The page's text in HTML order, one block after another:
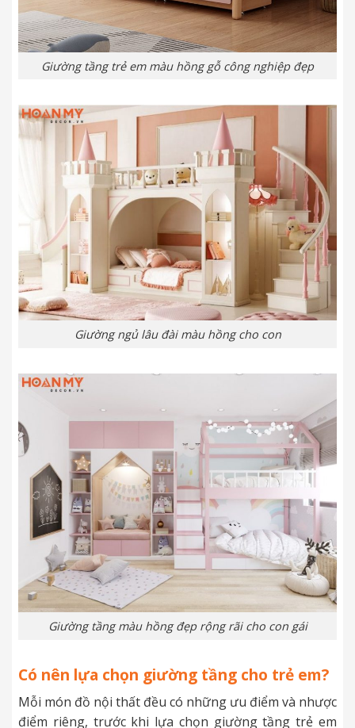
Giường tầng trẻ em màu hồng gỗ công nghiệp đẹp
Giường ngủ lâu đài màu hồng cho con
Giường tầng màu hồng đẹp rộng rãi cho con gái
Có nên lựa chọn giường tầng cho trẻ em?
Mỗi món đồ nội thất đều có những ưu điểm và nhược
điểm riêng, trước khi lựa chọn giường tầng trẻ em